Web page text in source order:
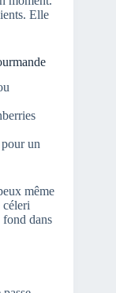
Elle
un
même
céleri
fond dans